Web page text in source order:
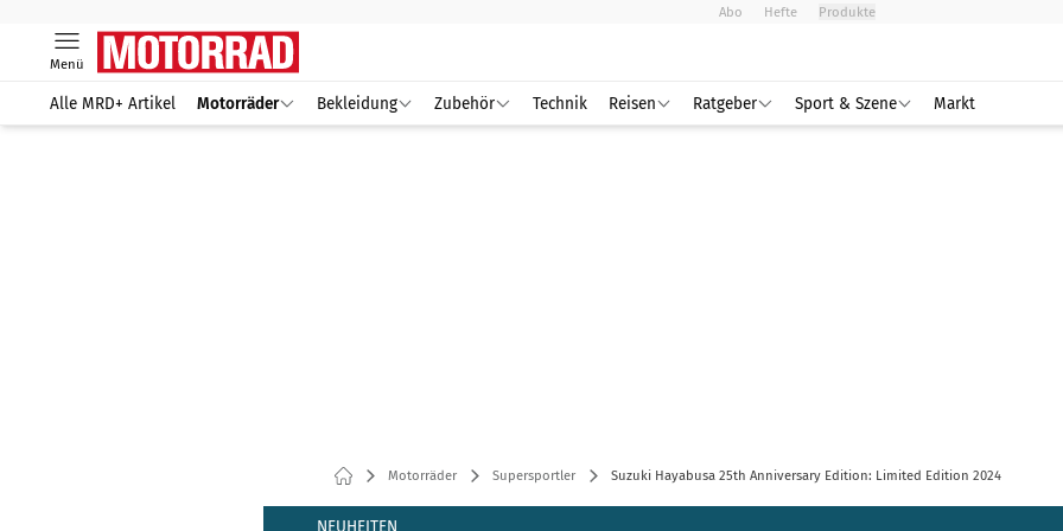
Abo Hefte Produkte
Menü
Alle MRD+ Artikel Motorräder Bekleidung Zubehör Technik Reisen Ratgeber Sport & Szene Markt
Motorräder Supersportler Suzuki Hayabusa 25th Anniversary Edition: Limited Edition 2024
NEUHEITEN